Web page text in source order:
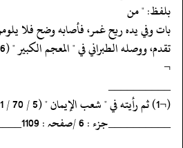
بلفظ: " من
‏‏‏‏بات وفي يده ريح غمر، فأصابه وضح فلا
‏‏‏‏تقدم، ووصله الطبراني في " المعجم الكبير " (6 / 43 / 5435)
‏‏‏‏¬
‏‏‏‏__________
‏‏‏‏(¬1) ثم رأيته في " شعب الإيمان " (5 / 70 / 5811) بسند صحيح عنه. اهـ.
‏‏‏‏__________جزء : 6 /صفحہ : 1109__________